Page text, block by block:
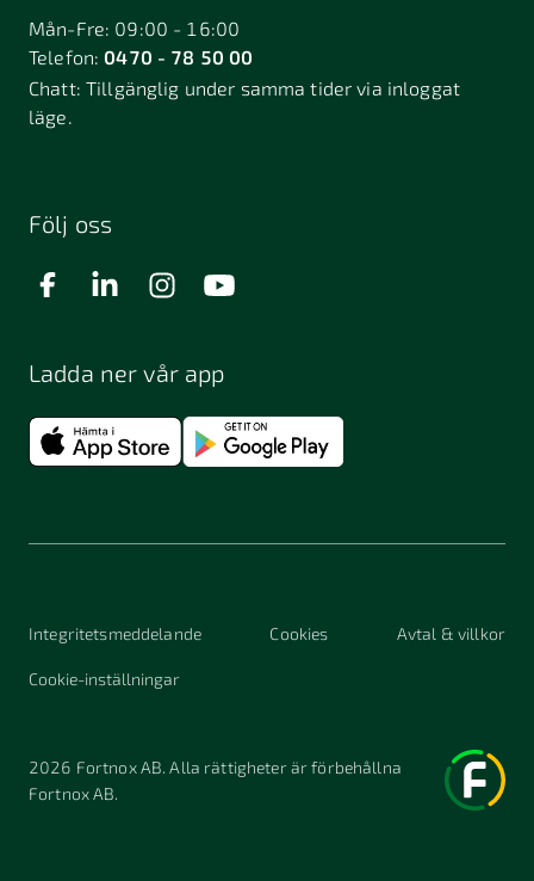
Mån-Fre: 09:00 - 16:00
Telefon:0470 - 78 50 00
Chatt:Tillgänglig under samma tider via inloggat
läge.
Följ oss
Ladda ner vår app
Integritetsmeddelande Cookies Avtal & villkor
Cookie-inställningar
2026 Fortnox AB. Alla rättigheter är förbehållna
Fortnox AB.